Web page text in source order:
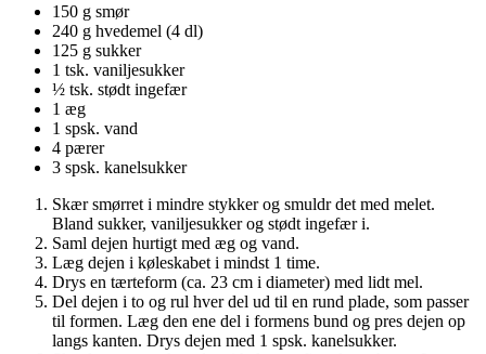
150 g smør
240 g hvedemel (4 dl)
125 g sukker
1 tsk. vaniljesukker
½ tsk. stødt ingefær
1 æg
1 spsk. vand
4 pærer
3 spsk. kanelsukker
Skær smørret i mindre stykker og smuldr det med melet.
Bland sukker, vaniljesukker og stødt ingefær i.
Saml dejen hurtigt med æg og vand.
Læg dejen i køleskabet i mindst 1 time.
Drys en tærteform (ca. 23 cm i diameter) med lidt mel.
Del dejen i to og rul hver del ud til en rund plade, som passer
til formen. Læg den ene del i formens bund og pres dejen op
langs kanten. Drys dejen med 1 spsk. kanelsukker.